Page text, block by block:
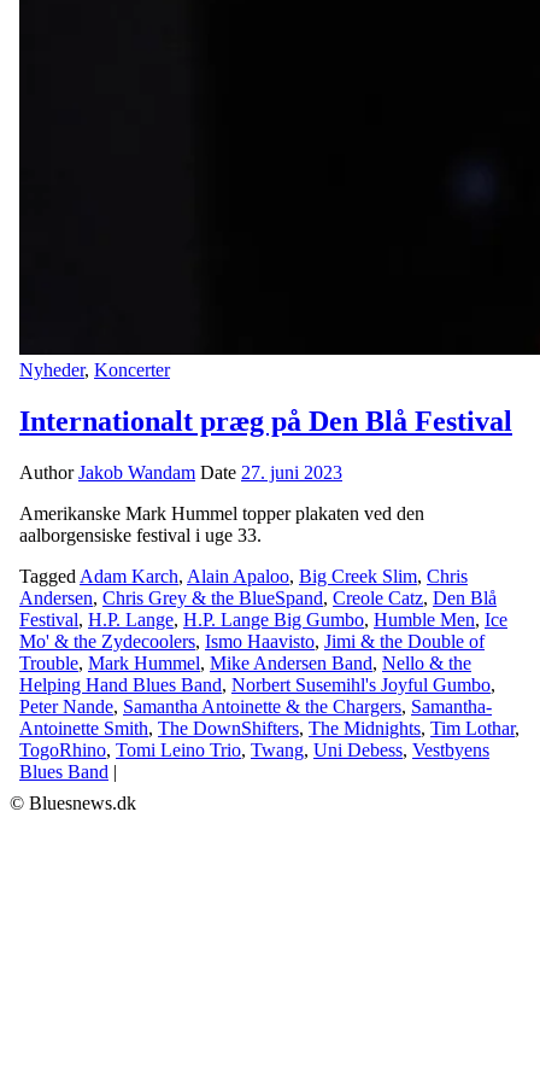
Nyheder, Koncerter
Internationalt præg på Den Blå Festival
AuthorJakob Wandam Date 27. juni 2023
Amerikanske Mark Hummel topper plakaten ved den
aalborgensiske festival i uge 33.
Tagged Adam Karch, Alain Apaloo, Big Creek Slim, Chris
Andersen, Chris Grey & the BlueSpand, Creole Catz, Den Blå
Festival, H.P. Lange, H.P. Lange Big Gumbo, Humble Men, Ice
Mo' & the Zydecoolers, Ismo Haavisto, Jimi & the Double of
Trouble, Mark Hummel, Mike Andersen Band, Nello & the
Helping Hand Blues Band, Norbert Susemihl's Joyful Gumbo,
Peter Nande, Samantha Antoinette & the Chargers, Samantha-
Antoinette Smith, The DownShifters, The Midnights, Tim Lothar,
TogoRhino, Tomi Leino Trio, Twang, Uni Debess, Vestbyens
Blues Band |
© Bluesnews.dk